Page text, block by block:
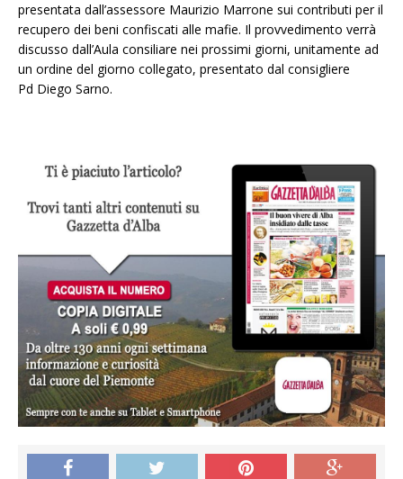
presentata dall’assessore Maurizio Marrone sui contributi per il
recupero dei beni confiscati alle mafie. Il provvedimento verrà
discusso dall’Aula consiliare nei prossimi giorni, unitamente ad
un ordine del giorno collegato, presentato dal consigliere
Pd Diego Sarno.